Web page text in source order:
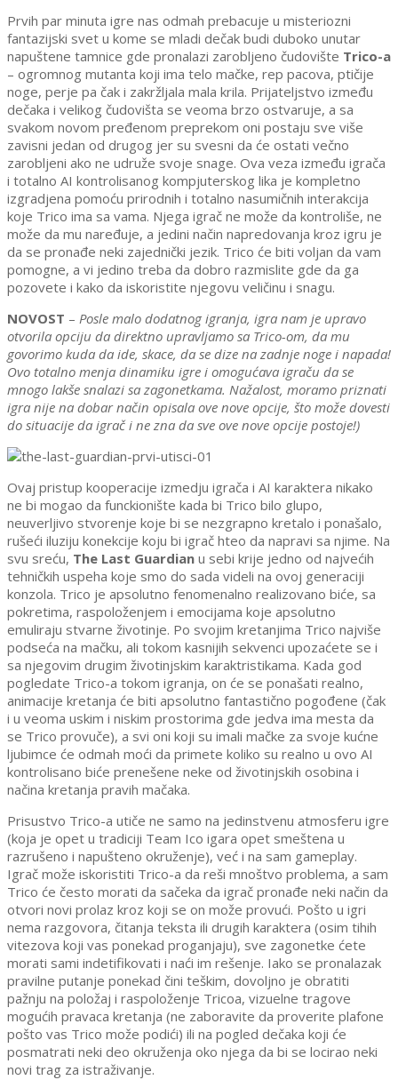
Prvih par minuta igre nas odmah prebacuje u misteriozni
fantazijski svet u kome se mladi dečak budi duboko unutar
napuštene tamnice gde pronalazi zarobljeno čudovište Trico-a
– ogromnog mutanta koji ima telo mačke, rep pacova, ptičije
noge, perje pa čak i zakržljala mala krila. Prijateljstvo između
dečaka i velikog čudovišta se veoma brzo ostvaruje, a sa
svakom novom pređenom preprekom oni postaju sve više
zavisni jedan od drugog jer su svesni da će ostati večno
zarobljeni ako ne udruže svoje snage. Ova veza između igrača
i totalno AI kontrolisanog kompjuterskog lika je kompletno
izgradjena pomoću prirodnih i totalno nasumičnih interakcija
koje Trico ima sa vama. Njega igrač ne može da kontroliše, ne
može da mu naređuje, a jedini način napredovanja kroz igru je
da se pronađe neki zajednički jezik. Trico će biti voljan da vam
pomogne, a vi jedino treba da dobro razmislite gde da ga
pozovete i kako da iskoristite njegovu veličinu i snagu.
NOVOST – Posle malo dodatnog igranja, igra nam je upravo
otvorila opciju da direktno upravljamo sa Trico-om, da mu
govorimo kuda da ide, skace, da se dize na zadnje noge i napada!
Ovo totalno menja dinamiku igre i omogućava igraču da se
mnogo lakše snalazi sa zagonetkama. Nažalost, moramo priznati
igra nije na dobar način opisala ove nove opcije, što može dovesti
do situacije da igrač i ne zna da sve ove nove opcije postoje!)
Ovaj pristup kooperacije izmedju igrača i AI karaktera nikako
ne bi mogao da funckionište kada bi Trico bilo glupo,
neuverljivo stvorenje koje bi se nezgrapno kretalo i ponašalo,
rušeći iluziju konekcije koju bi igrač hteo da napravi sa njime. Na
svu sreću, The Last Guardian u sebi krije jedno od najvećih
tehničkih uspeha koje smo do sada videli na ovoj generaciji
konzola. Trico je apsolutno fenomenalno realizovano biće, sa
pokretima, raspoloženjem i emocijama koje apsolutno
emuliraju stvarne životinje. Po svojim kretanjima Trico najviše
podseća na mačku, ali tokom kasnijih sekvenci upozaćete se i
sa njegovim drugim životinjskim karaktristikama. Kada god
pogledate Trico-a tokom igranja, on će se ponašati realno,
animacije kretanja će biti apsolutno fantastično pogođene (čak
i u veoma uskim i niskim prostorima gde jedva ima mesta da
se Trico provuče), a svi oni koji su imali mačke za svoje kućne
ljubimce će odmah moći da primete koliko su realno u ovo AI
kontrolisano biće prenešene neke od životinjskih osobina i
načina kretanja pravih mačaka.
Prisustvo Trico-a utiče ne samo na jedinstvenu atmosferu igre
(koja je opet u tradiciji Team Ico igara opet smeštena u
razrušeno i napušteno okruženje), već i na sam gameplay.
Igrač može iskoristiti Trico-a da reši mnoštvo problema, a sam
Trico će često morati da sačeka da igrač pronađe neki način da
otvori novi prolaz kroz koji se on može provući. Pošto u igri
nema razgovora, čitanja teksta ili drugih karaktera (osim tihih
vitezova koji vas ponekad proganjaju), sve zagonetke ćete
morati sami indetifikovati i naći im rešenje. Iako se pronalazak
pravilne putanje ponekad čini teškim, dovoljno je obratiti
pažnju na položaj i raspoloženje Tricoa, vizuelne tragove
mogućih pravaca kretanja (ne zaboravite da proverite plafone
pošto vas Trico može podići) ili na pogled dečaka koji će
posmatrati neki deo okruženja oko njega da bi se locirao neki
novi trag za istraživanje.